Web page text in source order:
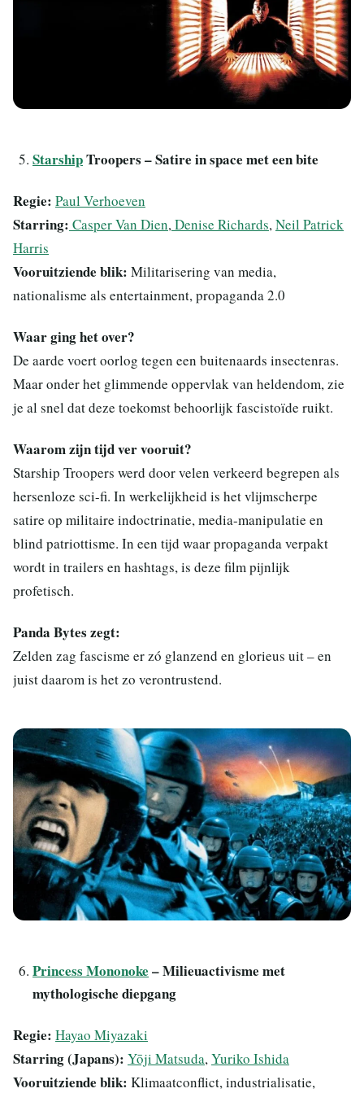
StarshipTroopers – Satire in space met een bite
Regie: Paul Verhoeven
Starring: Casper Van Dien,Denise Richards,Neil Patrick
Harris
Vooruitziende blik: Militarisering van media,
nationalisme als entertainment, propaganda 2.0
Waar ging het over?
De aarde voert oorlog tegen een buitenaards insectenras.
Maar onder het glimmende oppervlak van heldendom, zie
je al snel dat deze toekomst behoorlijk fascistoïde ruikt.
Waarom zijn tijd ver vooruit?
Starship Troopers werd door velen verkeerd begrepen als
hersenloze sci-fi. In werkelijkheid is het vlijmscherpe
satire op militaire indoctrinatie, media-manipulatie en
blind patriottisme. In een tijd waar propaganda verpakt
wordt in trailers en hashtags, is deze film pijnlijk
profetisch.
Panda Bytes zegt:
Zelden zag fascisme er zó glanzend en glorieus uit – en
juist daarom is het zo verontrustend.
Princess Mononoke – Milieuactivisme met
mythologische diepgang
Regie: Hayao Miyazaki
Starring (Japans): Yōji Matsuda,Yuriko Ishida
Vooruitziende blik: Klimaatconflict, industrialisatie,